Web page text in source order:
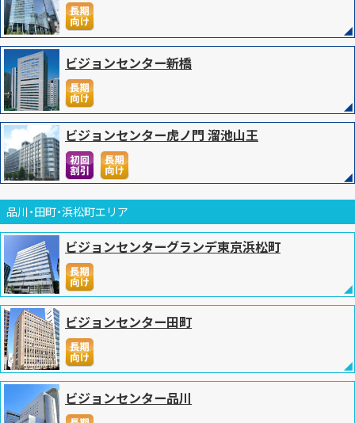
ビジョンセンター新橋
ビジョンセンター虎ノ門 溜池山王
品川・田町・浜松町エリア
ビジョンセンターグランデ東京浜松町
ビジョンセンター田町
ビジョンセンター品川